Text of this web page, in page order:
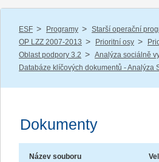
ESF / Programy / Starší operační
OP LZZ 2007-2013 / Prioritní osy /
Oblast podpory 3.2 / Analýza sociálně
Databáze klíčových dokumentů - Analýza
Dokumenty
Název souboru